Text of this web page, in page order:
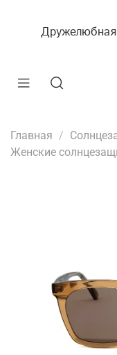
Дружелюбная
Главная
Женские